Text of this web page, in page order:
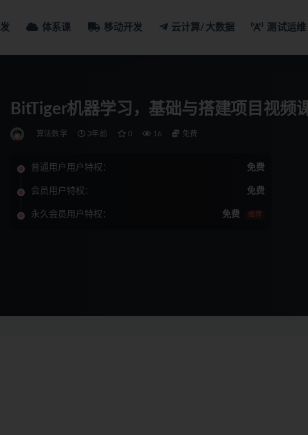
体系课 移动开发 云计算/大数据 测试运维
BitTiger机器学习，基础与搭建项目视频
算法数学 3年前 0 16 免费
普通用户用户特权： 免费
会员用户特权： 免费
永久会员用户特权： 免费 推荐